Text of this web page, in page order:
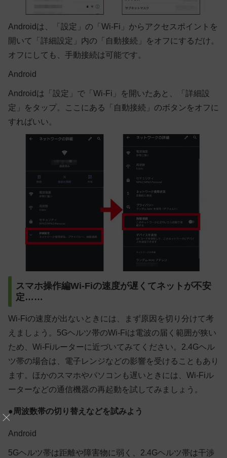
Androidは、「設定」の「Wi-Fi」からアクセスポイントを
開いて「詳細設定」内の「自動接続」をオフにするだけ。
オフにしても、手動接続は可能です。
Android
Androidは「設定」で「Wi-Fi」を開いたあと、「詳細設
定」をタップ。ここにある「自動接続」のボタンをオフに
すればいい。
スマホ操作編Wi-Fiの速度が遅くてネットが不安
定……
Wi-Fiの速度が出ないときには、まず原因を切り分けて考
えましょう。5Gヘルツ帯のWi-Fiは電波の届く範囲が狭い
ため、Wi-Fiルーターに近づいてみてください。2.4Gヘル
ツ帯の場合は、電子レンジなどの影響を受けることもあり
ます。ほかのスマホやパソコンも遅いときには、Wi-Fiル
ーターなどの通信機器の再起動を試してみましょう。
●周波数帯の切り替えなどを試みよう
Android
5Gヘルツ帯は距離や障害物に弱く、2.4Gヘルツ帯は干渉